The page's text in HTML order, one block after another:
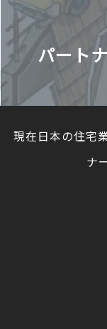
パート
現在日本の住宅
ナ